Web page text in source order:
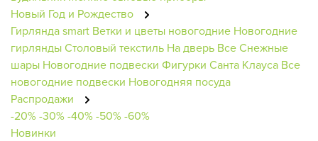
Новый Год и Рождество
Гирлянда smart Ветки и цветы новогодние Новогодние
гирляндыСтоловый текстиль На дверь Все Снежные
шары Новогодние подвески Фигурки Санта Клауса Все
новогодние подвески Новогодняя посуда
Распродажи
-20%-30%-40%-50%-60%
Новинки